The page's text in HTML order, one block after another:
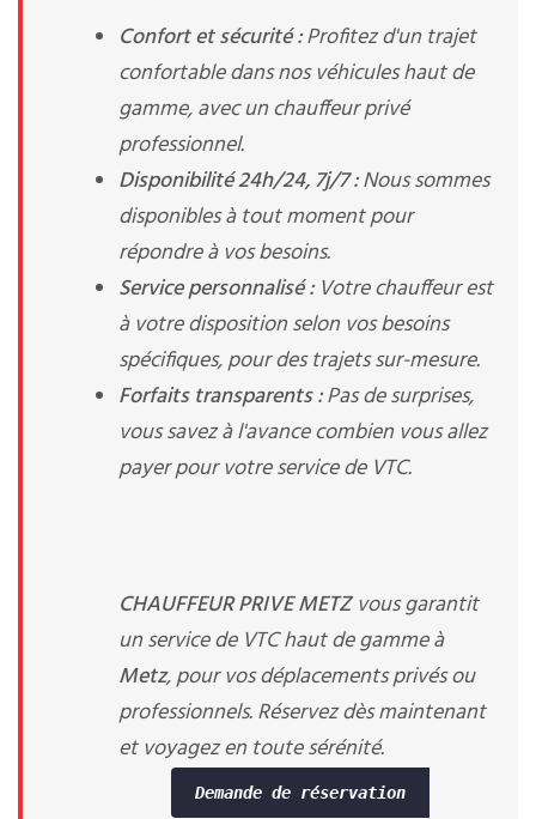
Confort et sécurité :Profitez d'un trajet
confortable dans nos véhicules haut de
gamme, avec un chauffeur privé
professionnel.
Disponibilité 24h/24, 7j/7 :Nous sommes
disponibles à tout moment pour
répondre à vos besoins.
Service personnalisé :Votre chauffeur est
à votre disposition selon vos besoins
spécifiques, pour des trajets sur-mesure.
Forfaits transparents :Pas de surprises,
vous savez à l'avance combien vous allez
payer pour votre service de VTC.
CHAUFFEUR PRIVE METZvous garantit
un service de VTC haut de gamme à
Metz, pour vos déplacements privés ou
professionnels. Réservez dès maintenant
et voyagez en toute sérénité.
Demande de réservation